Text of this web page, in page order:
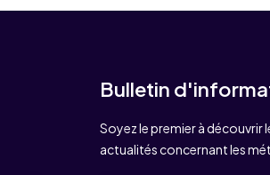
Bulletin
Soyez le premier à découvrir
actualités concernant les